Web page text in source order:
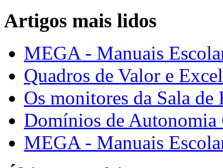
Artigos mais lidos
MEGA - Manuais
Quadros de Valor e
Os monitores da Sala de
Domínios de Autonomia
MEGA - Manuais